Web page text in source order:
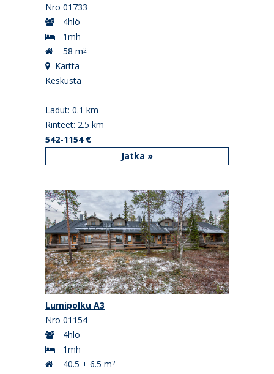
Nro 01733
4hlö
1mh
58 m2
Kartta
Keskusta
Ladut: 0.1 km
Rinteet: 2.5 km
542-1154 €
Jatka »
Lumipolku A3
Nro 01154
4hlö
1mh
40.5 + 6.5 m2